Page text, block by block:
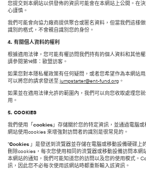
您提交到本網站以供發佈的資訊可能會在本網站上公開。在
心謹慎。
我們可能會向協力廠商提供聚合或匿名資料，但當我們這樣
識別的格式，不會親自識別您的身份。
4. 有關個人資料的權利
根據適用法律，您可能有權訪問我們持有的個人資料和其他
請參閱第14條：歐盟訪客。
如果您對本隱私權政策有任何疑問，或者您希望作為本網站
可以將您的請求發送至 jumpstarter@ent-fund.org 。
如果並在適用法律允許的範圍內，我們可以向您收取處理您
用。
5. COOKIES
我們使用「cookies」存儲關於您的特定資訊，並通過電腦
網站使用cookies 來增強對訪問者的識別是很常見的。
“Cookies 」是發送到流覽器並存儲在電腦或移動設備硬碟上
刪除cookies，每次您使用相同的流覽器或移動設備訪問本網
本網站的通知，我們可能知道您的訪問以及您的使用模式。
訊，因此您不必每次使用該網站時都重新輸入該資訊。